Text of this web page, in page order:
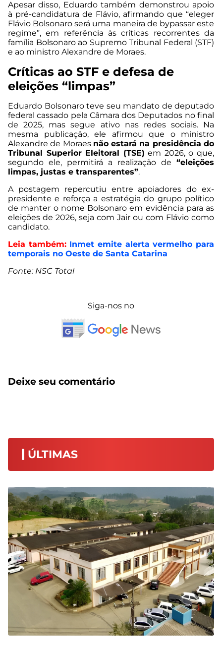
Apesar disso, Eduardo também demonstrou apoio
à pré-candidatura de Flávio, afirmando que “eleger
Flávio Bolsonaro será uma maneira de bypassar este
regime”, em referência às críticas recorrentes da
família Bolsonaro ao Supremo Tribunal Federal (STF)
e ao ministro Alexandre de Moraes.
Críticas ao STF e defesa de
eleições “limpas”
Eduardo Bolsonaro teve seu mandato de deputado
federal cassado pela Câmara dos Deputados no final
de 2025, mas segue ativo nas redes sociais. Na
mesma publicação, ele afirmou que o ministro
Alexandre de Moraes não estará na presidência do
Tribunal Superior Eleitoral (TSE) em 2026, o que,
segundo ele, permitirá a realização de “eleições
limpas, justas e transparentes”.
A postagem repercutiu entre apoiadores do ex-
presidente e reforça a estratégia do grupo político
de manter o nome Bolsonaro em evidência para as
eleições de 2026, seja com Jair ou com Flávio como
candidato.
Leia também: Inmet emite alerta vermelho para
temporais no Oeste de Santa Catarina
Fonte: NSC Total
Siga-nos no
Deixe seu comentário
ÚLTIMAS